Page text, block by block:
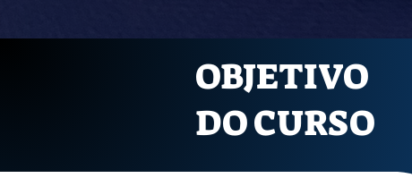
OBJETIVO
DO CURSO